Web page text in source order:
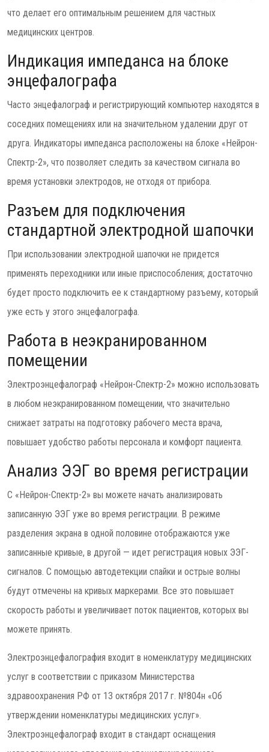
что делает его оптимальным решением для частных
медицинских центров.
Индикация импеданса на блоке
энцефалографа
Часто энцефалограф и регистрирующий компьютер находятся в
соседних помещениях или на значительном удалении друг от
друга. Индикаторы импеданса расположены на блоке «Нейрон-
Спектр-2», что позволяет следить за качеством сигнала во
время установки электродов, не отходя от прибора.
Разъем для подключения
стандартной электродной шапочки
При использовании электродной шапочки не придется
применять переходники или иные приспособления; достаточно
будет просто подключить ее к стандартному разъему, который
уже есть у этого энцефалографа.
Работа в неэкранированном
помещении
Электроэнцефалограф «Нейрон-Спектр-2» можно использовать
в любом неэкранированном помещении, что значительно
снижает затраты на подготовку рабочего места врача,
повышает удобство работы персонала и комфорт пациента.
Анализ ЭЭГ во время регистрации
С «Нейрон-Спектр-2» вы можете начать анализировать
записанную ЭЭГ уже во время регистрации. В режиме
разделения экрана в одной половине отображаются уже
записанные кривые, в другой — идет регистрация новых ЭЭГ-
сигналов. С помощью автодетекции спайки и острые волны
будут отмечены на кривых маркерами. Все это повышает
скорость работы и увеличивает поток пациентов, которых вы
можете принять.
Электроэнцефалография входит в номенклатуру медицинских
услуг в соответствии с приказом Министерства
здравоохранения РФ от 13 октября 2017 г. №804н «Об
утверждении номенклатуры медицинских услуг».
Электроэнцефалограф входит в стандарт оснащения